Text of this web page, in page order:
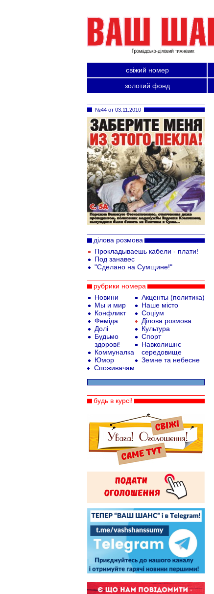
свіжий номер
золотий фонд
№44 от 03.11.2010
ділова розмова
Прокладываешь кабели - плати!
Под занавес
"Сделано на Сумщине!"
рубрики номера
Новини
Мы и мир
Конфликт
Феміда
Долі
Будьмо
здорові!
Коммуналка
Юмор
Акценты (политика)
Наше місто
Соціум
Ділова розмова
Культура
Спорт
Навколишнє
середовище
Земне та небесне
Споживачам
будь в курсі!